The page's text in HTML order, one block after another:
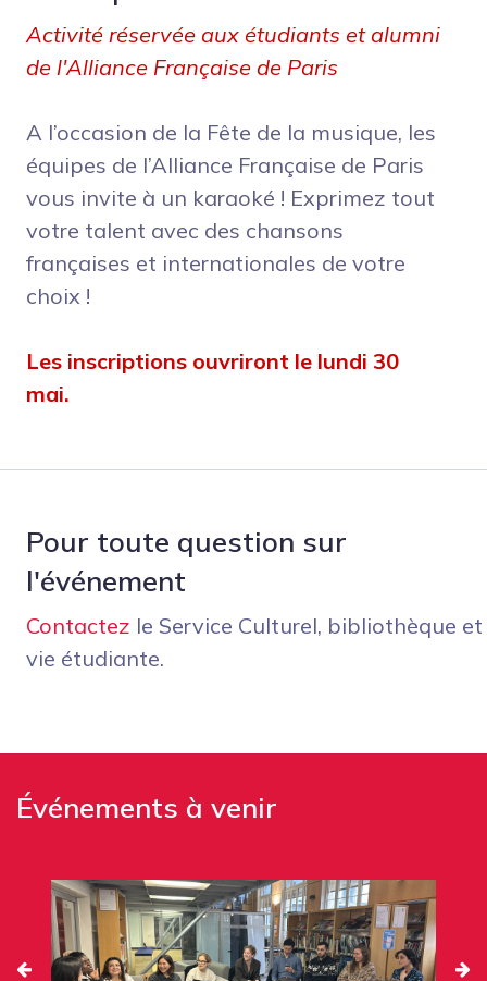
Activité réservée aux étudiants et alumni
de l'Alliance Française de Paris
A l’occasion de la Fête de la musique, les
équipes de l’Alliance Française de Paris
vous invite à un karaoké ! Exprimez tout
votre talent avec des chansons
françaises et internationales de votre
choix !
Les inscriptions ouvriront le lundi 30
mai.
Pour toute question sur
l'événement
Contactez le Service Culturel, bibliothèque et
vie étudiante.
Événements à venir